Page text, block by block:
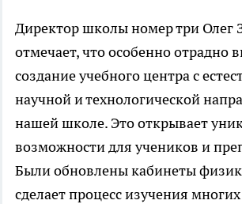
Директор школы номер три Олег
отмечает, что особенно отрадно
создание учебного центра с
научной и технологической
нашей школе. Это открывает
возможности для учеников и
Были обновлены кабинеты
сделает процесс изучения